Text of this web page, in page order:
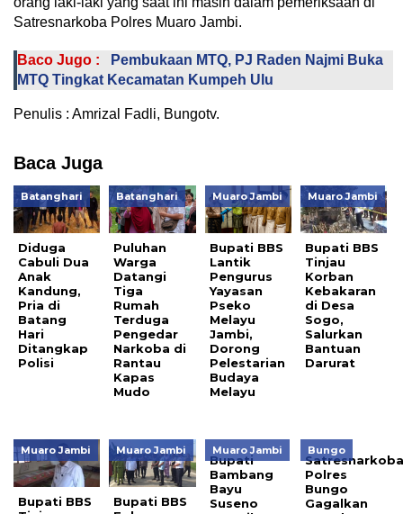
Satresnarkoba Polres Muaro Jambi.
Baco Jugo :
Pembukaan MTQ, PJ Raden Najmi Buka
MTQ Tingkat Kecamatan Kumpeh Ulu
Penulis : Amrizal Fadli, Bungotv.
Baca Juga
Batanghari
Diduga
Cabuli Dua
Anak
Kandung,
Pria di
Batang
Hari
Ditangkap
Polisi
Batanghari
Puluhan
Warga
Datangi
Tiga
Rumah
Terduga
Pengedar
Narkoba di
Rantau
Kapas
Mudo
Muaro Jambi
Bupati BBS
Lantik
Pengurus
Yayasan
Pseko
Melayu
Jambi,
Dorong
Pelestarian
Budaya
Melayu
Muaro Jambi
Bupati BBS
Tinjau
Korban
Kebakaran
di Desa
Sogo,
Salurkan
Bantuan
Darurat
Muaro Jambi
Bupati BBS
Muaro Jambi
Bupati BBS
Muaro Jambi
Bupati
Bambang
Bayu
Suseno
Bungo
Polres
Bungo
Gagalkan